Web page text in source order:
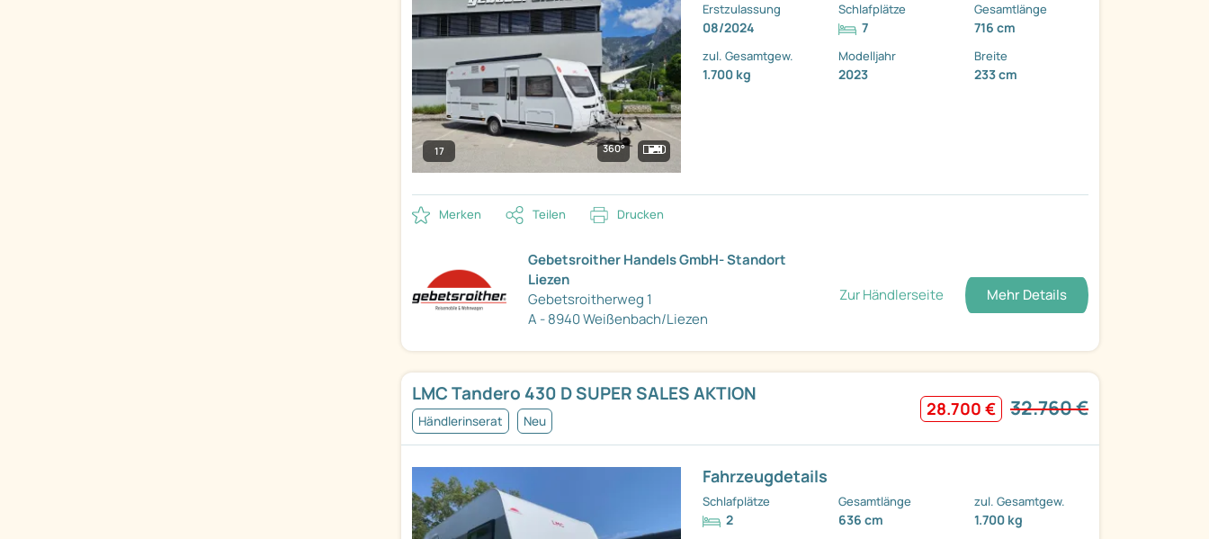
17 360°
Erstzulassung
08/2024
Schlafplätze
7
Gesamtlänge
716 cm
zul. Gesamtgew.
1.700 kg
Modelljahr
2023
Breite
233 cm
Merken Teilen Drucken
Gebetsroither Handels GmbH- Standort
Liezen
Gebetsroitherweg 1
A - 8940 Weißenbach/Liezen
Zur Händlerseite Mehr Details
LMC Tandero 430 D SUPER SALES AKTION
Händlerinserat Neu
28.700 € 32.760 €
Fahrzeugdetails
Schlafplätze
2
Gesamtlänge
636 cm
zul. Gesamtgew.
1.700 kg